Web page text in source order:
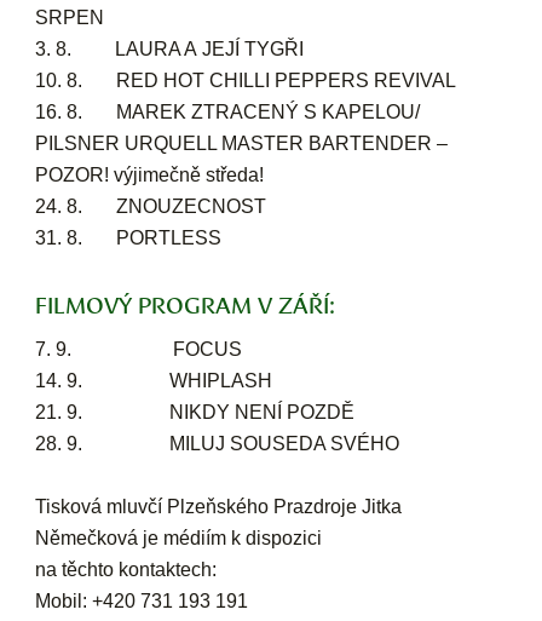
SRPEN
3. 8. LAURA A JEJÍ TYGŘI
10. 8. RED HOT CHILLI PEPPERS REVIVAL
16. 8. MAREK ZTRACENÝ S KAPELOU/
PILSNER URQUELL MASTER BARTENDER –
POZOR! výjimečně středa!
24. 8. ZNOUZECNOST
31. 8. PORTLESS
FILMOVÝ PROGRAM V ZÁŘÍ:
7. 9. FOCUS
14. 9. WHIPLASH
21. 9. NIKDY NENÍ POZDĚ
28. 9. MILUJ SOUSEDA SVÉHO
Tisková mluvčí Plzeňského Prazdroje Jitka
Němečková je médiím k dispozici
na těchto kontaktech:
Mobil: +420 731 193 191